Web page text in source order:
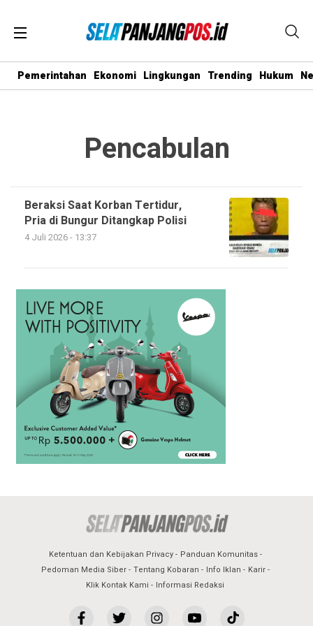
Pemerintahan Ekonomi Lingkungan Trending Hukum
Pencabulan
Beraksi Saat Korban Tertidur,
Pria di Bungur Ditangkap Polisi
4 Juli 2026 - 13:37
Ketentuan dan Kebijakan Privacy
Panduan Komunitas
Pedoman Media Siber
Tentang Kobaran Info Iklan
Karir
Klik Kontak Kami
Informasi Redaksi